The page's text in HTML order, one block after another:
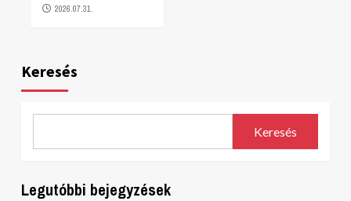
2026.07.31.
Keresés
Keresés
Legutóbbi bejegyzések